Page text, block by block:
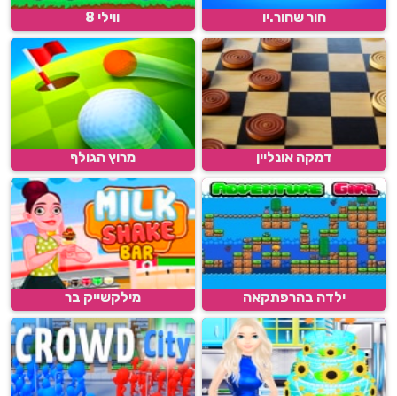
חור שחור.יו ווילי 8
דמקה אונליין מרוץ הגולף
ילדה בהרפתקאה מילקשייק בר